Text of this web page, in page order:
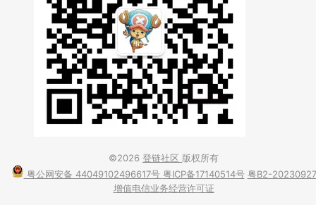
©2026 登链社区 版权所有
粤公网安备 44049102496617号 粤ICP备17140514号 粤B2-20230927
增值电信业务经营许可证